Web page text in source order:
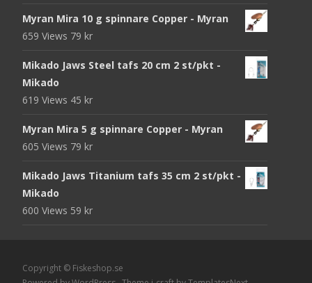
prisetpriset
Myran Mira 10 g spinnare Copper - Myran
659 Views 79 kr
Mikado Jaws Steel tafs 20 cm 2 st/pkt -
Mikado
619 Views 45 kr
Myran Mira 5 g spinnare Copper - Myran
605 Views 79 kr
Mikado Jaws Titanium tafs 35 cm 2 st/pkt -
Mikado
600 Views 59 kr
Copyright © Fiskeshop.se